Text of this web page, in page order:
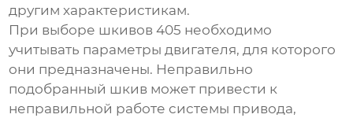
другим характеристикам.
При выборе шкивов 405 необходимо
учитывать параметры двигателя, для которого
они предназначены. Неправильно
подобранный шкив может привести к
неправильной работе системы привода,